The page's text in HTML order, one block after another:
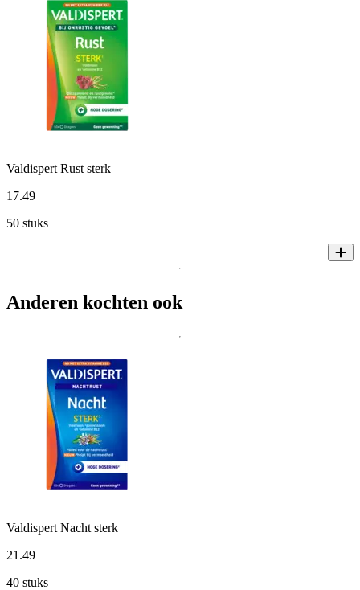
Valdispert Rust sterk
17.49
50 stuks
Anderen kochten ook
Valdispert Nacht sterk
21 .49
40 stuks